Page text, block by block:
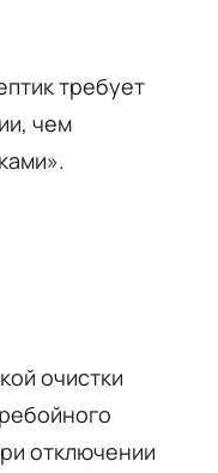
требует
чем
очистки
отключении